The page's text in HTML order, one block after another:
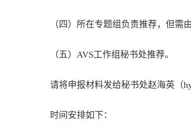
（四）所在专题组负责推荐，但需
（五）AVS工作组秘书处推荐。
请将申报材料发给秘书处赵海英（
时间安排如下：